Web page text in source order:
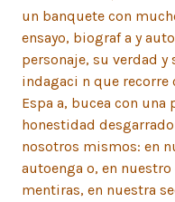
un banquete con
ensayo, biograf a y
personaje, su verdad y
indagaci n que
Espa a, bucea con una
honestidad
nosotros mismos: en
autoenga o, en
mentiras, en nuestra